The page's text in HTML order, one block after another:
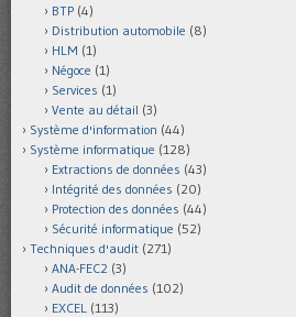
BTP (4)
Distribution automobile (8)
HLM (1)
Négoce (1)
Services (1)
Vente au détail (3)
Système d'information (44)
Système informatique (128)
Extractions de données (43)
Intégrité des données (20)
Protection des données (44)
Sécurité informatique (52)
Techniques d'audit (271)
ANA-FEC2 (3)
Audit de données (102)
EXCEL (113)